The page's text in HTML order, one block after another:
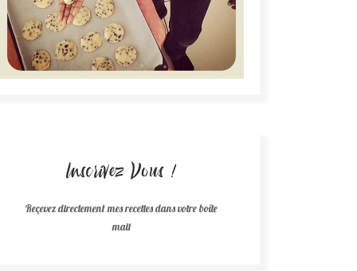
Inscrivez Vous !
Reçevez directement mes recettes dans votre boîte
mail